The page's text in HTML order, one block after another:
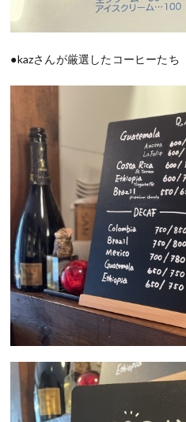
●kazさんが厳選したコーヒーたち